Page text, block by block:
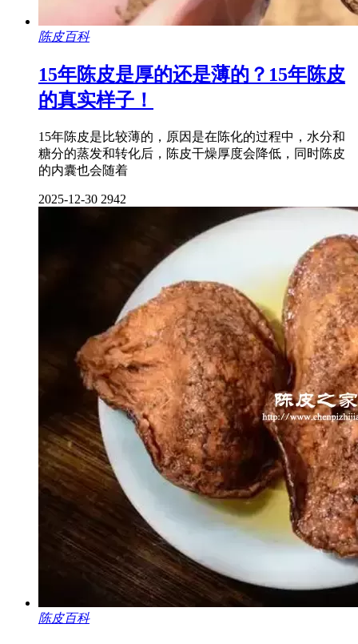
陈皮百科
15年陈皮是厚的还是薄的？15年陈皮
的真实样子！
15年陈皮是比较薄的，原因是在陈化的过程中，水分和
糖分的蒸发和转化后，陈皮干燥厚度会降低，同时陈皮
的内囊也会随着
2025-12-30 2942
陈皮百科